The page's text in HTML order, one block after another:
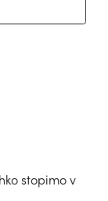
stopimo v